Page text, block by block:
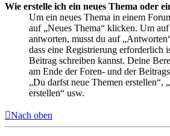
Wie erstelle ich ein neues Thema oder
Um ein neues Thema in einem
auf „Neues Thema“ klicken. Um
antworten, musst du auf
dass eine Registrierung erforderlich
Beitrag schreiben kannst. Deine
am Ende der Foren- und der
„Du darfst neue Themen erstellen“,
erstellen“ usw.
Nach oben